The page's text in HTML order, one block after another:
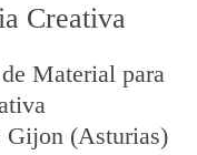
Creativa
Material para
Gijon (Asturias)